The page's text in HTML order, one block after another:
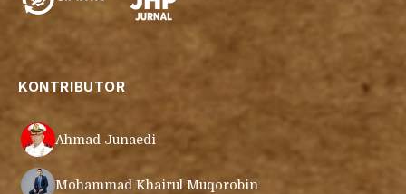
KONTRIBUTOR
Ahmad Junaedi
Mohammad Khairul Muqorobin